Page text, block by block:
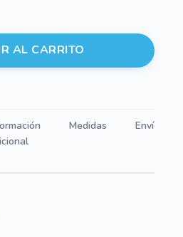
AL CARRITO
Medidas Envíos